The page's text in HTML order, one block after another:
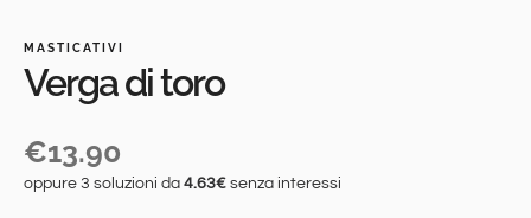
MASTICATIVI
Verga di toro
€13.90
oppure 3 soluzioni da 4.63€ senza interessi